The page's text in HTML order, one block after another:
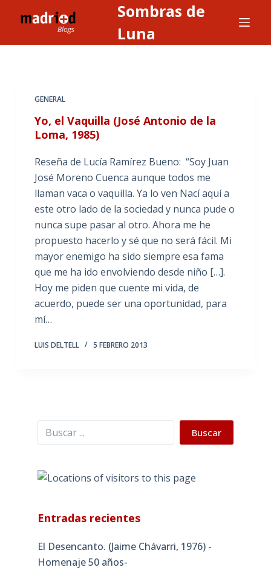
l
Sombras de
Luna
GENERAL
Yo, el Vaquilla (José Antonio de la
Loma, 1985)
Reseña de Lucía Ramírez Bueno: “Soy Juan
José Moreno Cuenca aunque todos me
llaman vaca o vaquilla. Ya lo ven Nací aquí a
este otro lado de la sociedad y nunca pude o
nunca supe pasar al otro. Ahora me he
propuesto hacerlo y sé que no será fácil. Mi
mayor enemigo ha sido siempre esa fama
que me ha ido envolviendo desde niño […].
Hoy me piden que cuente mi vida, de
acuerdo, puede ser una oportunidad, para
mí…
LUIS DELTELL 5 FEBRERO 2013
Buscar Buscar
Entradas recientes
El Desencanto. (Jaime Chávarri, 1976) -
Homenaje 50 años-